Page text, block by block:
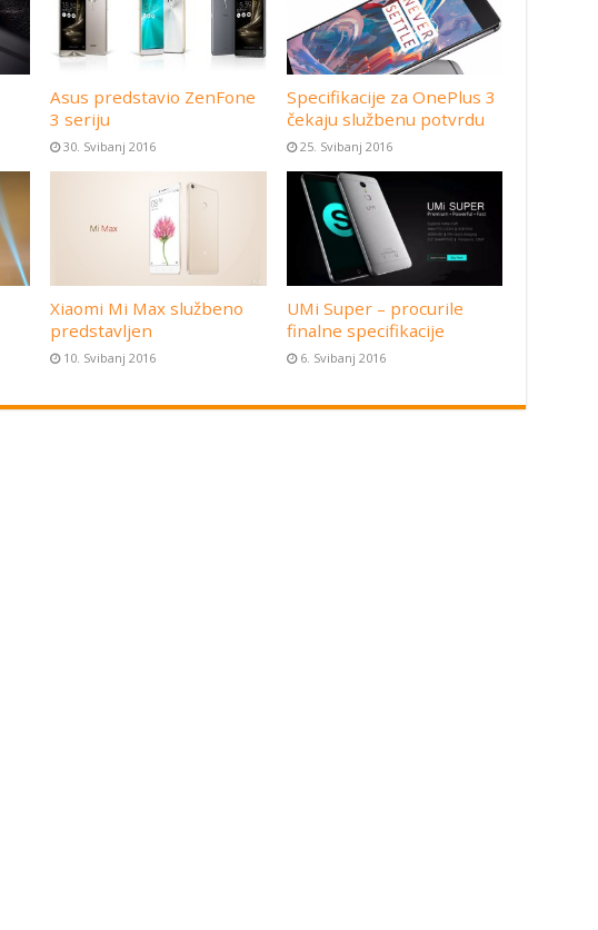
Asus predstavio ZenFone
3 seriju
30. Svibanj 2016
Specifikacije za OnePlus 3
čekaju službenu potvrdu
25. Svibanj 2016
Xiaomi Mi Max službeno
predstavljen
10. Svibanj 2016
UMi Super – procurile
finalne specifikacije
6. Svibanj 2016